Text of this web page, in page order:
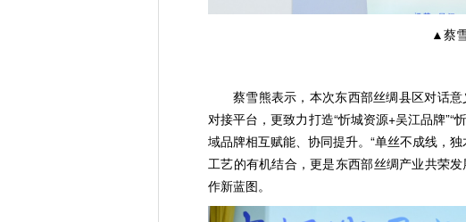
▲蔡
蔡雪熊表示，本次东西部丝绸县区对话
对接平台，更致力打造“忻城资源+吴江品牌
域品牌相互赋能、协同提升。“单丝不成线，
工艺的有机结合，更是东西部丝绸产业共荣
作新蓝图。